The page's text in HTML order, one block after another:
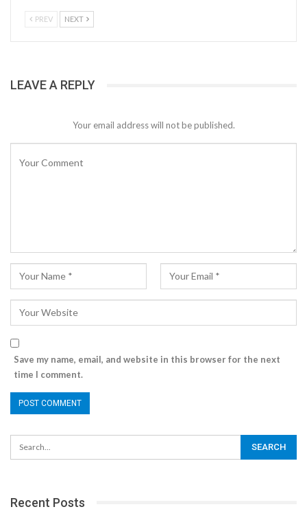
PREV NEXT
LEAVE A REPLY
Your email address will not be published.
Save my name, email, and website in this browser for the next
time I comment.
Recent Posts